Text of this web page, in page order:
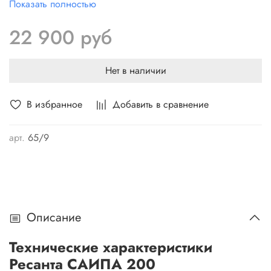
В избранное Добавить в сравнение
арт. 65/9
поломки. Можно регулировать скорость подачи
высокого качества сварного соединения. Электронное
оборудование на основе IGBT технологий.
Показать полностью
22 900 руб
Нет в наличии
Описание
Технические характеристики
Ресанта САИПА 200